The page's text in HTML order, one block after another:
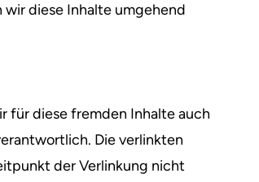
diese Inhalte umgehend
für diese fremden Inhalte auch
Die verlinkten
der Verlinkung nicht